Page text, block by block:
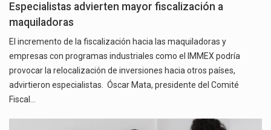
Especialistas advierten mayor fiscalización a
maquiladoras
El incremento de la fiscalización hacia las maquiladoras y
empresas con programas industriales como el IMMEX podría
provocar la relocalización de inversiones hacia otros países,
advirtieron especialistas. Óscar Mata, presidente del Comité
Fiscal…